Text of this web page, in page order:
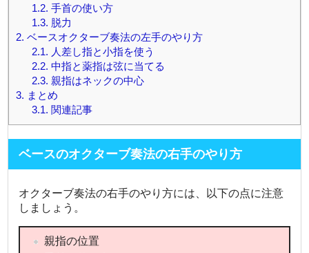
1.2. 手首の使い方
1.3. 脱力
2. ベースオクターブ奏法の左手のやり方
2.1. 人差し指と小指を使う
2.2. 中指と薬指は弦に当てる
2.3. 親指はネックの中心
3. まとめ
3.1. 関連記事
ベースのオクターブ奏法の右手のやり方
オクターブ奏法の右手のやり方には、以下の点に注意
しましょう。
親指の位置